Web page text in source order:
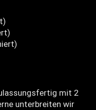
mit 2
unterbreiten wir